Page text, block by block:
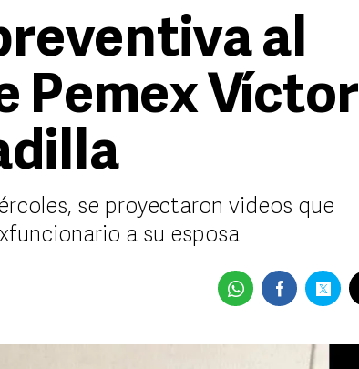
al
Pemex Víctor
se proyectaron videos que
a su esposa